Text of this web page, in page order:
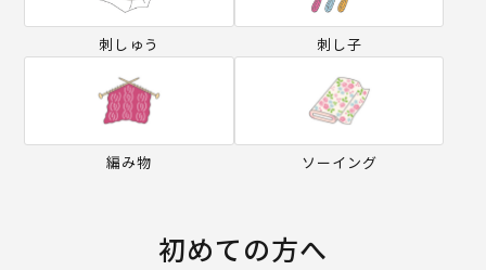
刺しゅう 刺し子
編み物 ソーイング
初めての方へ